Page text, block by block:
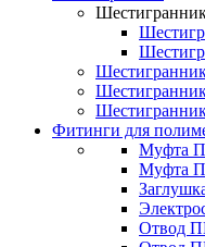
Фитинги для
Муфта
Муфта
Отвод